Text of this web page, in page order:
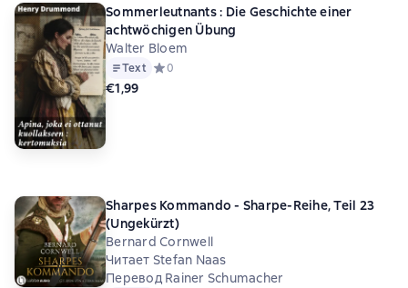
Sommerleutnants : Die Geschichte einer
achtwöchigen Übung
Walter Bloem
Text Средний рейтинг 0 на основе 0 оценок
0
€1,99
Sharpes Kommando - Sharpe-Reihe, Teil 23
(Ungekürzt)
Bernard Cornwell
Читает Stefan Naas
Перевод Rainer Schumacher